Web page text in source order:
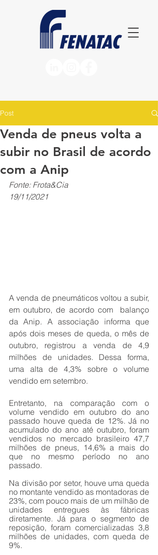
Post
Venda de pneus volta a
subir no Brasil de acordo
com a Anip
Fonte: Frota&Cia
19/11/2021
A venda de pneumáticos voltou a subir,
em outubro, de acordo com  balanço
da Anip. A associação informa que
após dois meses de queda, o mês de
outubro, registrou a venda de 4,9
milhões de unidades. Dessa forma,
uma alta de 4,3% sobre o volume
vendido em setembro.
Entretanto, na comparação com o
volume vendido em outubro do ano
passado houve queda de 12%. Já no
acumulado do ano até outubro, foram
vendidos no mercado brasileiro 47,7
milhões de pneus, 14,6% a mais do
que no mesmo período no ano
passado.
Na divisão por setor, houve uma queda
no montante vendido as montadoras de
23%, com pouco mais de um milhão de
unidades entregues às fábricas
diretamente. Já para o segmento de
reposição, foram comercializadas 3,8
milhões de unidades, com queda de
9%.